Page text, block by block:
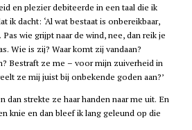
en plezier debiteerde in een taal die ik
ik dacht: ‘Al wat bestaat is onbereikbaar,
wie grijpt naar de wind, nee, dan reik je
Wie is zij? Waar komt zij vandaan?
Bestraft ze me – voor mijn zuiverheid in
ze mij juist bij onbekende goden aan?’
dan strekte ze haar handen naar me uit. En
knie en dan bleef ik lang geleund op die